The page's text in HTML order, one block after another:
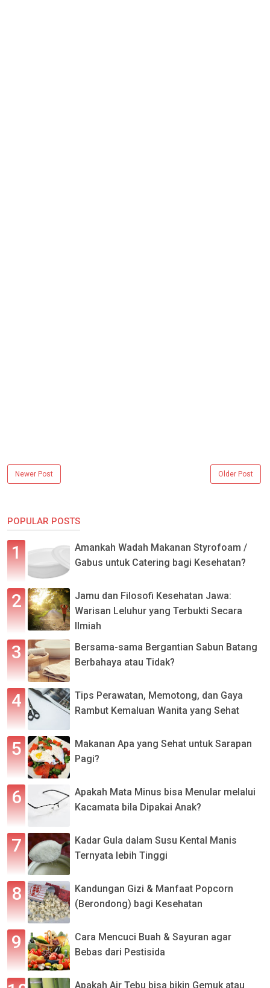
Newer Post Older Post
POPULAR POSTS
Amankah Wadah Makanan Styrofoam /
Gabus untuk Catering bagi Kesehatan?
Jamu dan Filosofi Kesehatan Jawa:
Warisan Leluhur yang Terbukti Secara
Ilmiah
Bersama-sama Bergantian Sabun Batang
Berbahaya atau Tidak?
Tips Perawatan, Memotong, dan Gaya
Rambut Kemaluan Wanita yang Sehat
Makanan Apa yang Sehat untuk Sarapan
Pagi?
Apakah Mata Minus bisa Menular melalui
Kacamata bila Dipakai Anak?
Kadar Gula dalam Susu Kental Manis
Ternyata lebih Tinggi
Kandungan Gizi & Manfaat Popcorn
(Berondong) bagi Kesehatan
Cara Mencuci Buah & Sayuran agar
Bebas dari Pestisida
Apakah Air Tebu bisa bikin Gemuk atau